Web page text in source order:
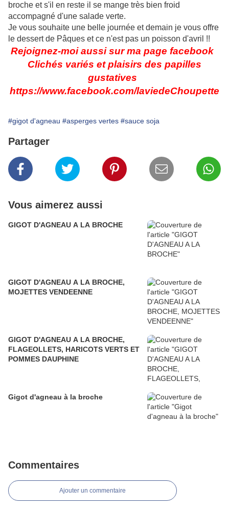
broche et s'il en reste il se mange très bien froid
accompagné d'une salade verte.
Je vous souhaite une belle journée et demain je vous offre
le dessert de Pâques et ce n'est pas un poisson d'avril !!
Rejoignez-moi aussi sur ma page facebook
Clichés variés et plaisirs des papilles
gustatives
https://www.facebook.com/laviedeChoupette
#gigot d'agneau #asperges vertes #sauce soja
Partager
Vous aimerez aussi
GIGOT D'AGNEAU A LA BROCHE
GIGOT D'AGNEAU A LA BROCHE,
MOJETTES VENDEENNE
GIGOT D'AGNEAU A LA BROCHE,
FLAGEOLLETS, HARICOTS VERTS ET
POMMES DAUPHINE
Gigot d'agneau à la broche
Commentaires
Ajouter un commentaire